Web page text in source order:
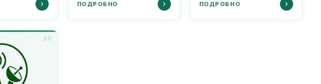
ПОДРОБНО ПОДРОБНО
10